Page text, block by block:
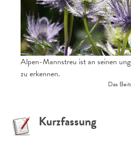
Alpen-Mannstreu ist an seinen
zu erkennen.
Das
Kurzfassung